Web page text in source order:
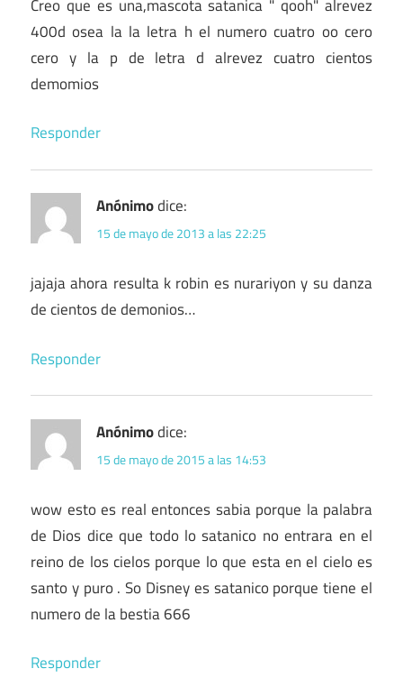
Creo que es una,mascota satanica " qooh" alrevez
400d osea la la letra h el numero cuatro oo cero
cero y la p de letra d alrevez cuatro cientos
demomios
Responder
Anónimodice:
15 de mayo de 2013 a las 22:25
jajaja ahora resulta k robin es nurariyon y su danza
de cientos de demonios…
Responder
Anónimodice:
15 de mayo de 2015 a las 14:53
wow esto es real entonces sabia porque la palabra
de Dios dice que todo lo satanico no entrara en el
reino de los cielos porque lo que esta en el cielo es
santo y puro . So Disney es satanico porque tiene el
numero de la bestia 666
Responder